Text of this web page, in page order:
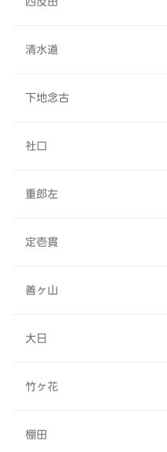
清水道
下地念古
社口
重郎左
定壱貫
善ヶ山
大日
竹ヶ花
棚田